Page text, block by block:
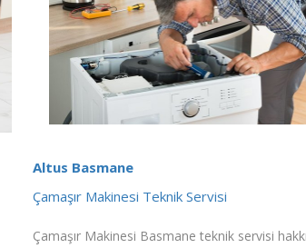
Altus Basmane
Çamaşır Makinesi Teknik Servisi
Çamaşır Makinesi Basmane teknik servisi